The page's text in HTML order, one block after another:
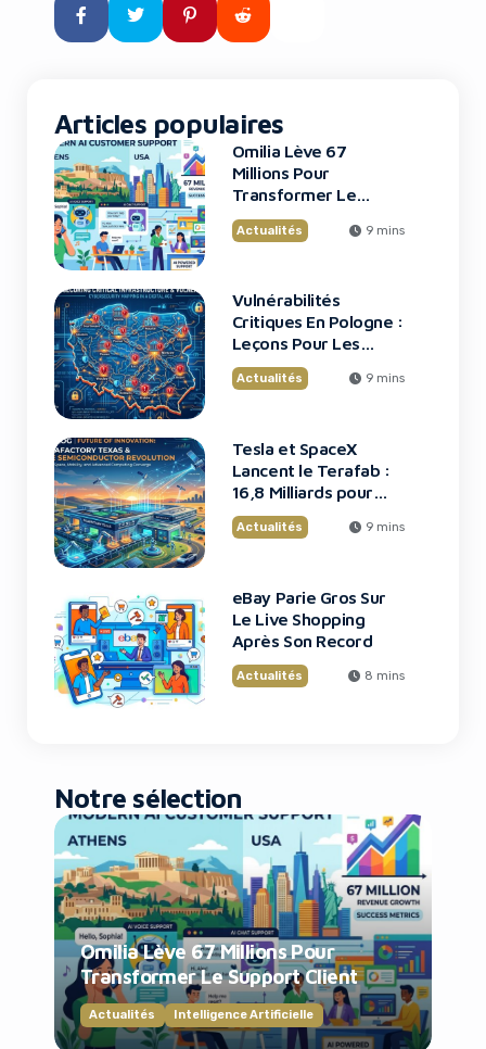
l’avenir de l’intelligence
artificielle et de la robotique.
Articles populaires
Omilia Lève 67
Millions Pour
Transformer Le
Support Client
Actualités 9 mins
Vulnérabilités
Critiques En Pologne :
Leçons Pour Les
Startups Tech
Actualités 9 mins
Tesla et SpaceX
Lancent le Terafab :
16,8 Milliards pour
une Usine de Puces
Révolutionnaire
Actualités 9 mins
eBay Parie Gros Sur
Le Live Shopping
Après Son Record
Actualités 8 mins
Notre sélection
Omilia Lève 67 Millions Pour
Transformer Le Support Client
Actualités Intelligence Artificielle